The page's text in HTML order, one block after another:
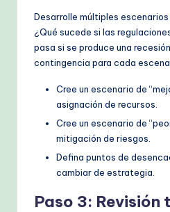
Desarrolle múltiples
¿Qué sucede si las
pasa si se produce una
contingencia para cada
Cree un escenario de
asignación de recursos.
Cree un escenario de
mitigación de riesgos.
Defina puntos de
cambiar de estrategia.
Paso 3: Revisión